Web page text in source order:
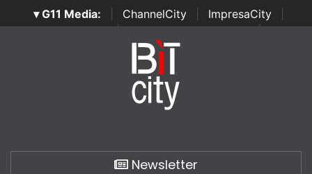
▾ G11 Media: ChannelCity ImpresaCity
SecurityOpenLab | Italian Channel Awards | Italian
Italian Security Awards
Newsletter